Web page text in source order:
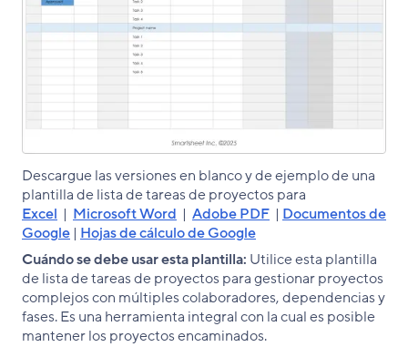
Descargue las versiones en blanco y de ejemplo de una
plantilla de lista de tareas de proyectos para
Excel | Microsoft Word | Adobe PDF | Documentos de
Google | Hojas de cálculo de Google
Cuándo se debe usar esta plantilla: Utilice esta plantilla
de lista de tareas de proyectos para gestionar proyectos
complejos con múltiples colaboradores, dependencias y
fases. Es una herramienta integral con la cual es posible
mantener los proyectos encaminados.